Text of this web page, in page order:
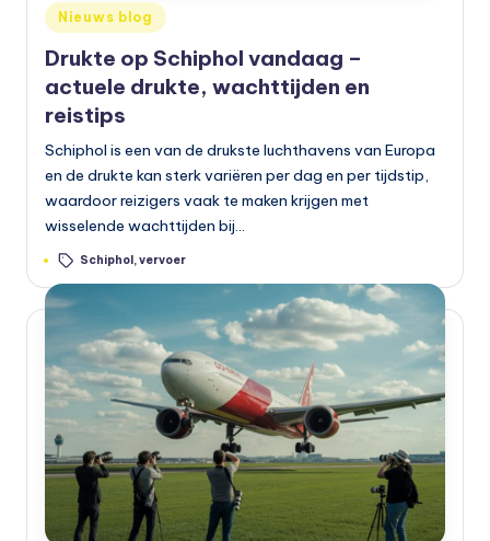
e
n
o
p
e
n
b
a
a
r
v
e
r
v
o
Geplaatst
in
Nieuws blog
Drukte op Schiphol vandaag –
actuele drukte, wachttijden en
reistips
Schiphol is een van de drukste luchthavens van Europa
en de drukte kan sterk variëren per dag en per tijdstip,
waardoor reizigers vaak te maken krijgen met
wisselende wachttijden bij…
Tags: Schiphol,vervoer